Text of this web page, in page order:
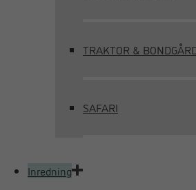
TRAKTOR &
SAFARI
Inredning